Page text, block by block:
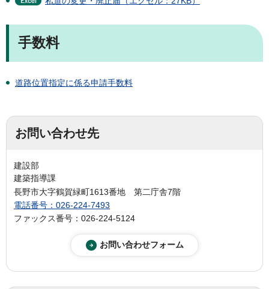
手数料
道路位置指定に係る申請手数料
お問い合わせ先
建設部
建築指導課
長野市大字鶴賀緑町1613番地 第二庁舎7階
電話番号：026-224-7493
ファックス番号：026-224-5124